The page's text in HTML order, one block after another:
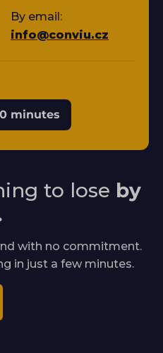
By email:
info@conviu.cz
minutes
to lose by
with no commitment.
in just a few minutes.